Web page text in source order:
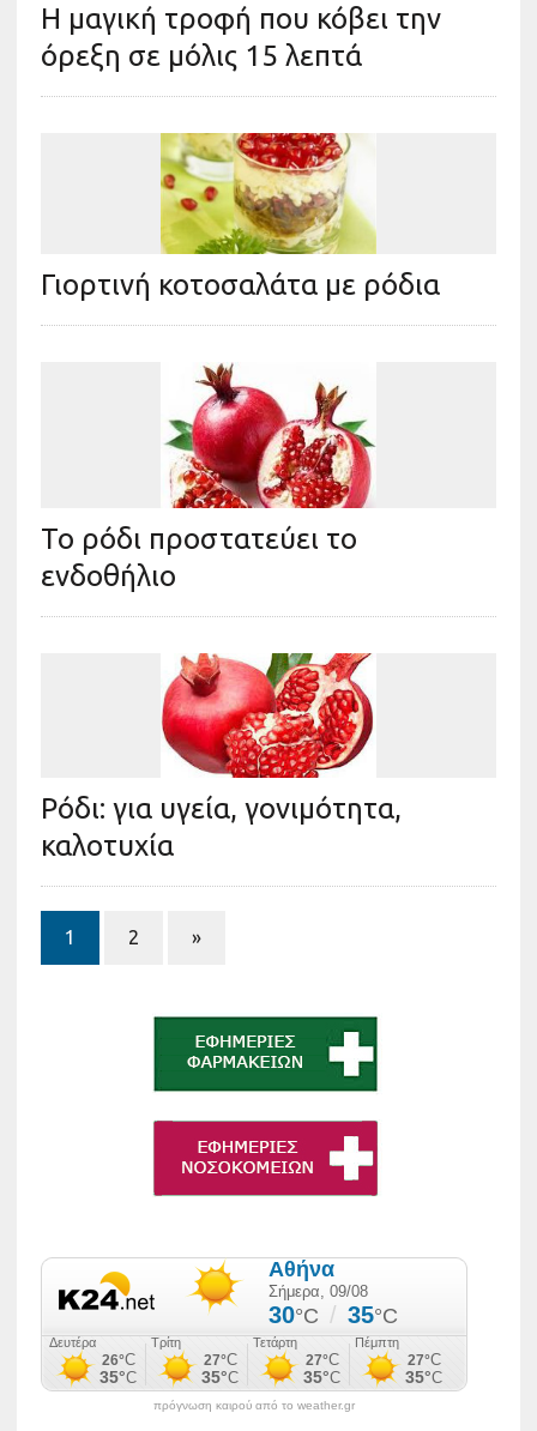
Η μαγική τροφή που κόβει την
όρεξη σε μόλις 15 λεπτά
Γιορτινή κοτοσαλάτα με ρόδια
Το ρόδι προστατεύει το
ενδοθήλιο
Ρόδι: για υγεία, γονιμότητα,
καλοτυχία
1 2 »
πρόγνωση καιρού από το weather.gr